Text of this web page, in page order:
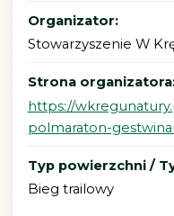
Organizator:
Stowarzyszenie W
Strona
https://
polmaraton-
Typ powierzchni /
Bieg trailowy